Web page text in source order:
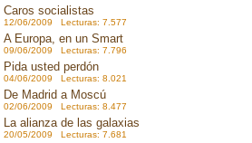
Caros socialistas
12/06/2009 Lecturas: 7.577
A Europa, en un Smart
09/06/2009 Lecturas: 7.796
Pida usted perdón
04/06/2009 Lecturas: 8.021
De Madrid a Moscú
02/06/2009 Lecturas: 8.477
La alianza de las galaxias
20/05/2009 Lecturas: 7.681